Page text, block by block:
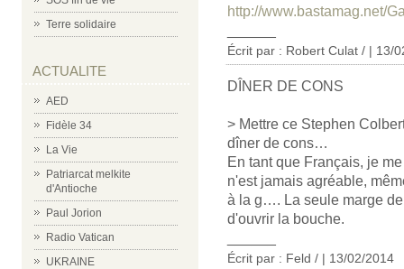
Terre solidaire
ACTUALITE
AED
Fidèle 34
La Vie
Patriarcat melkite
d'Antioche
Paul Jorion
Radio Vatican
UKRAINE
http://www.bastamag.net/
Écrit par : Robert Culat / | 13/
DÎNER DE CONS
> Mettre ce Stephen
dîner de cons…
En tant que Français, je
n'est jamais agréable,
à la g…. La seule marge
d'ouvrir la bouche.
Écrit par : Feld / | 13/02/2014